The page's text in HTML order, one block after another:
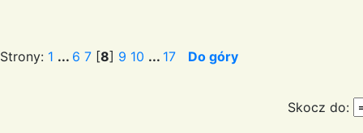
Strony: 1 ... 6 7 [8] 9 10 ... 17 Do góry
Skocz do: